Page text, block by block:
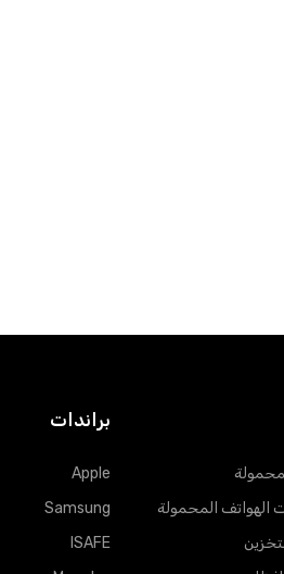
الهواتف المحمولة
براندات
Apple
Samsung
ISAFE